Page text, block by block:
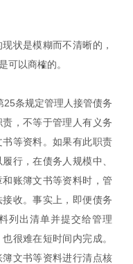
状是模糊而不清晰的，
可以商榷的。
25条规定管理人接管债务
，不等于管理人有义务
等资料。如果有此职责
行，在债务人规模中、
账簿文书等资料时，管
收。事实上，即便债务
列出清单并提交给管理
很难在短时间内完成。
文书等资料进行清点核